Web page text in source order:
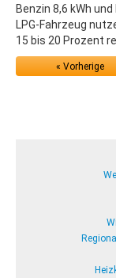
Benzin 8,6 kWh
LPG-Fahrzeug
15 bis 20 Prozent
« Vorherige